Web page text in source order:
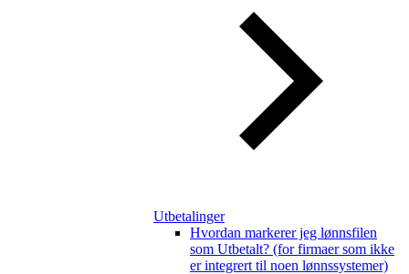
Utbetalinger
Hvordan markerer jeg lønnsfilen
som Utbetalt? (for firmaer som ikke
er integrert til noen lønnssystemer)